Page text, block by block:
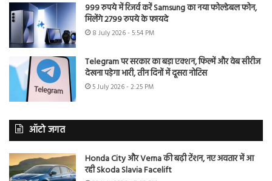
999 रुपये में रिजर्व करें Samsung का नया फोल्डेबल फोन,
मिलेंगे 2799 रुपये के फायदे
8 July 2026 - 5:54 PM
Telegram पर सरकार का बड़ा एक्शन, फिल्में और वेब सीरीज
देखना पड़ेगा भारी, तीन दिनों में दूसरा नोटिस
5 July 2026 - 2:25 PM
ऑटो जगत
Honda City और Verna की बढ़ी टेंशन, नए अवतार में आ
रही Skoda Slavia Facelift